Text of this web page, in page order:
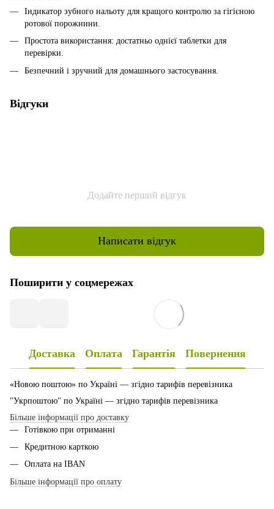
Індикатор зубного нальоту для кращого контролю за гігієною
ротової порожнини.
Простота використання: достатньо однієї таблетки для
перевірки.
Безпечний і зручний для домашнього застосування.
Відгуки
Додайте перший відгук
Написати відгук
Поширити у соцмережах
Доставка Оплата Гарантія Повернення
«Новою поштою» по Україні — згідно тарифів перевізника
"Укрпоштою" по Україні — згідно тарифів перевізника
Більше інформації про доставку
Готівкою при отриманні
Кредитною карткою
Оплата на IBAN
Більше інформації про оплату